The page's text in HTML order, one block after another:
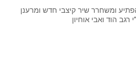
ומשחרר שיר קיצבי חדש ומרענן
הוד ואבי אוחיון